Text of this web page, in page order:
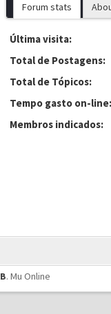
Forum stats
Última visita:
Total de Postagens:
Total de Tópicos:
Tempo gasto on-line:
Membros indicados:
. Mu Online